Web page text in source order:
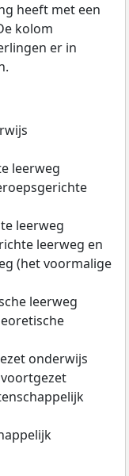
heeft met een
kolom
er in
leerweg
leerweg
leerweg en
(het voormalige
leerweg
onderwijs
voortgezet